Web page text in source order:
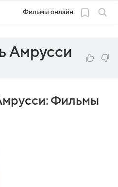
Фильмы онлайн
Амрусси
Фильмы